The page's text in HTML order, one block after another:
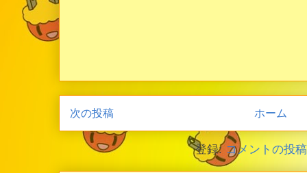
次の投稿 ホーム
登録: コメントの投